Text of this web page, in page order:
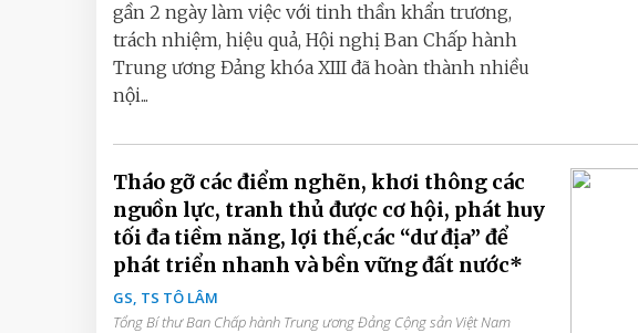
gần 2 ngày làm việc với tinh thần khẩn trương,
trách nhiệm, hiệu quả, Hội nghị Ban Chấp hành
Trung ương Đảng khóa XIII đã hoàn thành nhiều
nội...
Tháo gỡ các điểm nghẽn, khơi thông các
nguồn lực, tranh thủ được cơ hội, phát huy
tối đa tiềm năng, lợi thế,các “dư địa” để
phát triển nhanh và bền vững đất nước*
GS, TS TÔ LÂM
Tổng Bí thư Ban Chấp hành Trung ương Đảng Cộng sản Việt Nam